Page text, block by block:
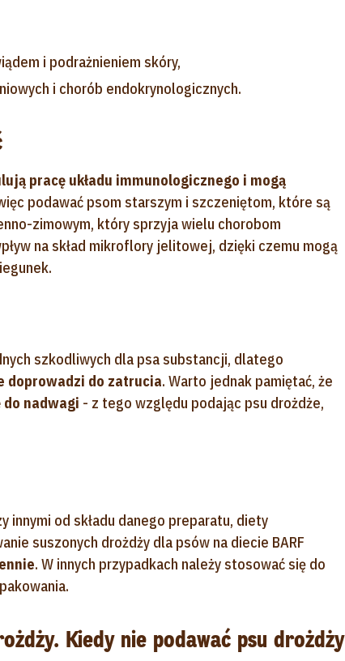
i podrażnieniem skóry,
i chorób endokrynologicznych.
pracę układu immunologicznego i mogą
podawać psom starszym i szczeniętom, które są
zimowym, który sprzyja wielu chorobom
na skład mikroflory jelitowej, dzięki czemu mogą
szkodliwych dla psa substancji, dlatego
doprowadzi do zatrucia. Warto jednak pamiętać, że
do nadwagi - z tego względu podając psu drożdże,
innymi od składu danego preparatu, diety
suszonych drożdży dla psów na diecie BARF
. W innych przypadkach należy stosować się do
Kiedy nie podawać psu drożdży